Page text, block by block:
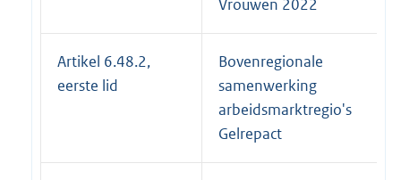
Vrouwen 2022
Artikel 6.48.2,
eerste lid
Bovenregionale
samenwerking
arbeidsmarktregio's
Gelrepact